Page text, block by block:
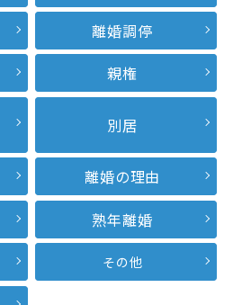
離婚調停
親権
別居
離婚の理由
熟年離婚
その他